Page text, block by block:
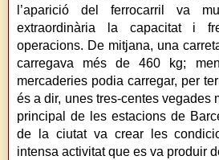
l’aparició del ferrocarril va
extraordinària la capacitat i
operacions. De mitjana, una
carregava més de 460 kg;
mercaderies podia carregar, per
és a dir, unes tres-centes vegades
principal de les estacions de
de la ciutat va crear les
intensa activitat que es va produir